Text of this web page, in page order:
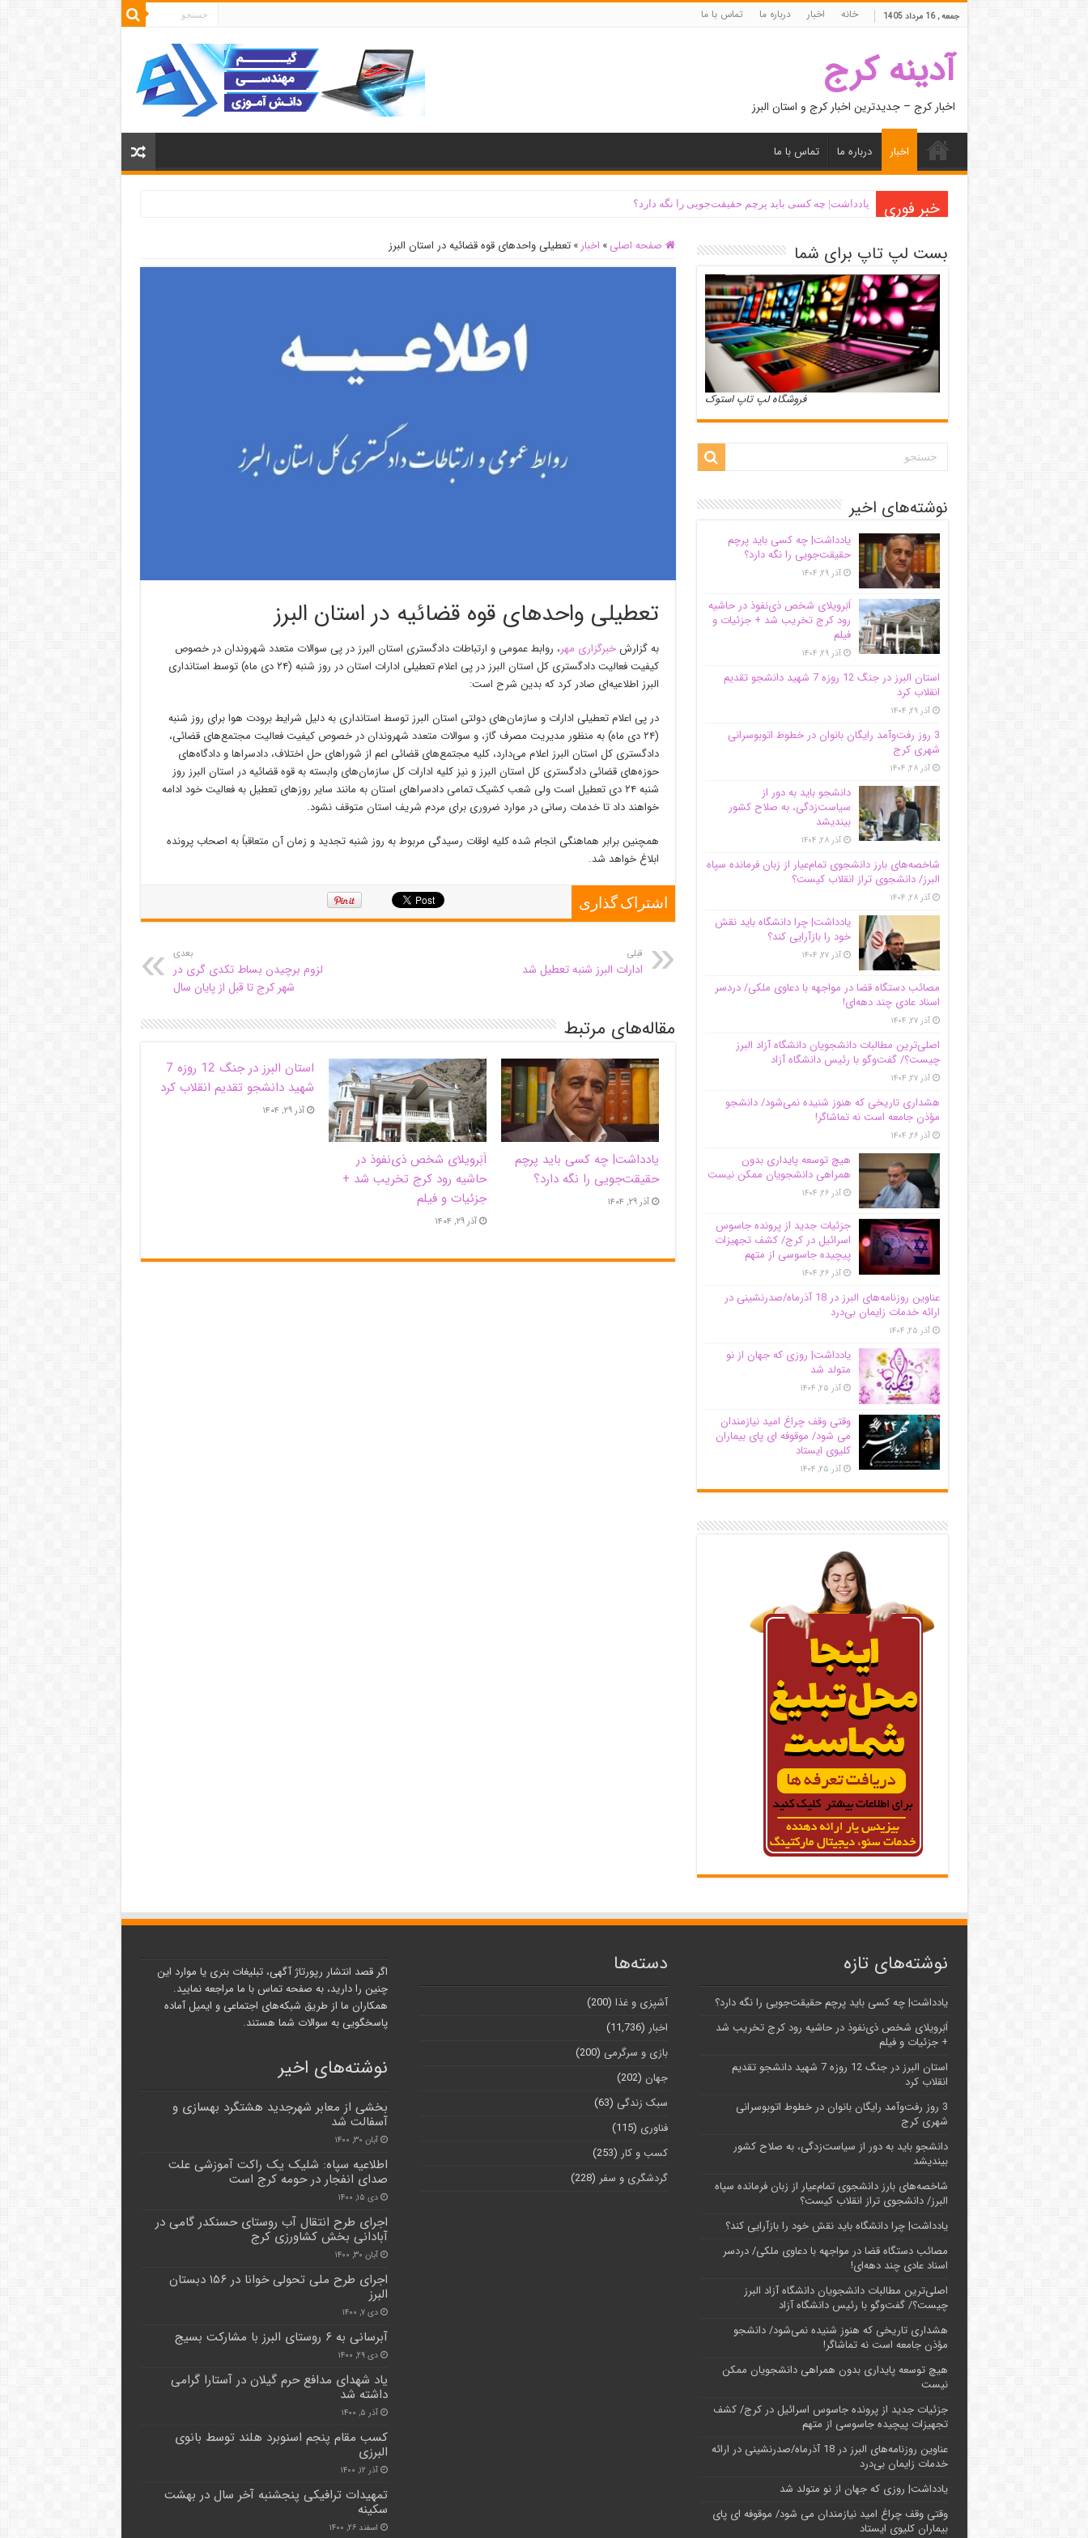
جمعه , 16 مرداد 1405 خانه اخبار درباره ما تماس با ما
آدینه کرج
اخبار کرج – جدیدترین اخبار کرج و استان البرز
اخبار درباره ما تماس با ما
خبر فوری یادداشت| ‌چه کسی باید پرچم حقیقت‌جویی را نگه دارد؟
صفحه اصلی » اخبار » تعطیلی واحدهای قوه قضائیه در استان البرز
تعطیلی واحدهای قوه قضائیه در استان البرز
به گزارشخبرگزاری مهر، روابط عمومی و ارتباطات دادگستری استان البرز در پی سوالات متعدد شهروندان در خصوص
کیفیت فعالیت دادگستری کل استان البرز در پی اعلام تعطیلی ادارات استان در روز شنبه (۲۴ دی ماه) توسط استانداری
البرز اطلاعیه‌ای صادر کرد که بدین شرح است:
در پی اعلام تعطیلی ادارات و سازمان‌های دولتی استان البرز توسط استانداری به دلیل شرایط برودت هوا برای روز شنبه
(۲۴ دی ماه) به منظور مدیریت مصرف گاز، و سوالات متعدد شهروندان در خصوص کیفیت فعالیت مجتمع‌های قضائی،
دادگستری کل استان البرز اعلام می‌دارد، کلیه مجتمع‌های قضائی اعم از شوراهای حل اختلاف، دادسراها و دادگاه‌های
حوزه‌های قضائی دادگستری کل استان البرز و نیز کلیه ادارات کل سازمان‌های وابسته به قوه قضائیه در استان البرز روز
شنبه ۲۴ دی تعطیل است ولی شعب کشیک تمامی دادسراهای استان به مانند سایر روزهای تعطیل به فعالیت خود ادامه
خواهند داد تا خدمات رسانی در موارد ضروری برای مردم شریف استان متوقف نشود.
همچنین برابر هماهنگی انجام شده کلیه اوقات رسیدگی مربوط به روز شنبه تجدید و زمان آن متعاقباً به اصحاب پرونده
ابلاغ خواهد شد.
اشتراک گذاری
قبلی
ادارات البرز شنبه تعطیل شد
بعدی
لزوم برچیدن بساط تکدی گری در
شهر کرج تا قبل از پایان سال
مقاله‌های مرتبط
یادداشت| ‌چه کسی باید پرچم
حقیقت‌جویی را نگه دارد؟
آذر ۲۹, ۱۴۰۴
اَبَر‌ویلای شخص ذی‌نفوذ در
حاشیه‌ رود کرج تخریب شد +
جزئیات و فیلم
آذر ۲۹, ۱۴۰۴
استان البرز در جنگ 12 روزه 7
شهید دانشجو تقدیم انقلاب کرد
آذر ۲۹, ۱۴۰۴
بست لپ تاپ برای شما
فروشگاه لپ تاپ استوک
نوشته‌های اخیر
یادداشت| ‌چه کسی باید پرچم
حقیقت‌جویی را نگه دارد؟
آذر ۲۹, ۱۴۰۴
اَبَر‌ویلای شخص ذی‌نفوذ در حاشیه‌
رود کرج تخریب شد + جزئیات و
فیلم
آذر ۲۹, ۱۴۰۴
استان البرز در جنگ 12 روزه 7 شهید دانشجو تقدیم
انقلاب کرد
آذر ۲۹, ۱۴۰۴
3 روز رفت‌وآمد رایگان بانوان در خطوط اتوبوسرانی
شهری کرج
آذر ۲۸, ۱۴۰۴
دانشجو باید به دور از
سیاست‌زدگی، به صلاح کشور
بیندیشد
آذر ۲۸, ۱۴۰۴
شاخصه‌های بارز دانشجوی تمام‌عیار از زبان فرمانده سپاه
البرز/ دانشجوی تراز انقلاب کیست؟
آذر ۲۸, ۱۴۰۴
یادداشت| چرا دانشگاه باید نقش
خود را بازآرایی کند؟
آذر ۲۷, ۱۴۰۴
مصائب دستگاه قضا در مواجهه با دعاوی ملکی/ دردسر
اسناد عادی چند‌ دهه‌ای!
آذر ۲۷, ۱۴۰۴
اصلی‌ترین مطالبات دانشجویان دانشگاه آزاد البرز
چیست؟/ گفت‌وگو با رئیس دانشگاه آز‌اد
آذر ۲۷, ۱۴۰۴
هشداری تاریخی که هنوز شنیده نمی‌شود/ دانشجو
مؤذن جامعه است نه تماشاگر!
آذر ۲۶, ۱۴۰۴
هیچ توسعه پایداری بدون
همراهی دانشجویان ممکن نیست
آذر ۲۶, ۱۴۰۴
جزئیات جدید از پرونده جاسوس
اسرائیل در کرج/‌ کشف تجهیزات
پیچیده جاسوسی از متهم
آذر ۲۶, ۱۴۰۴
عناوین روزنامه‌های البرز در ‌18 آذرماه/صدرنشینی در
ارائه خدمات زایمان بی‌درد
آذر ۲۵, ۱۴۰۴
یادداشت| روزی که جهان از نو
متولد شد
آذر ۲۵, ۱۴۰۴
وقتی وقف چراغ امید نیازمندان
می شود/ موقوفه ای پای بیماران
کلیوی ایستاد
آذر ۲۵, ۱۴۰۴
نوشته‌های تازه
یادداشت| ‌چه کسی باید پرچم حقیقت‌جویی را نگه دارد؟
اَبَر‌ویلای شخص ذی‌نفوذ در حاشیه‌ رود کرج تخریب شد
+ جزئیات و فیلم
استان البرز در جنگ 12 روزه 7 شهید دانشجو تقدیم
انقلاب کرد
3 روز رفت‌وآمد رایگان بانوان در خطوط اتوبوسرانی
شهری کرج
دانشجو باید به دور از سیاست‌زدگی، به صلاح کشور
بیندیشد
شاخصه‌های بارز دانشجوی تمام‌عیار از زبان فرمانده سپاه
البرز/ دانشجوی تراز انقلاب کیست؟
یادداشت| چرا دانشگاه باید نقش خود را بازآرایی کند؟
مصائب دستگاه قضا در مواجهه با دعاوی ملکی/ دردسر
اسناد عادی چند‌ دهه‌ای!
اصلی‌ترین مطالبات دانشجویان دانشگاه آزاد البرز
چیست؟/ گفت‌وگو با رئیس دانشگاه آز‌اد
هشداری تاریخی که هنوز شنیده نمی‌شود/ دانشجو
مؤذن جامعه است نه تماشاگر!
هیچ توسعه پایداری بدون همراهی دانشجویان ممکن
نیست
جزئیات جدید از پرونده جاسوس اسرائیل در کرج/‌ کشف
تجهیزات پیچیده جاسوسی از متهم
عناوین روزنامه‌های البرز در ‌18 آذرماه/صدرنشینی در ارائه
خدمات زایمان بی‌درد
یادداشت| روزی که جهان از نو متولد شد
وقتی وقف چراغ امید نیازمندان می شود/ موقوفه ای پای
بیماران کلیوی ایستاد
دسته‌ها
آشپزی و غذا (200)
اخبار (11,736)
بازی و سرگرمی (200)
جهان (202)
سبک زندگی (63)
فناوری (115)
کسب و کار (253)
گردشگری و سفر (228)
اگر قصد انتشار رپورتاژ آگهی، تبلیغات بنری یا موارد این
چنین را دارید، به صفحه تماس با ما مراجعه نمایید.
همکاران ما از طریق شبکه‌های اجتماعی و ایمیل آماده
پاسخگویی به سوالات شما هستند.
نوشته‌های اخیر
بخشی از معابر شهرجدید هشتگرد بهسازی و
آسفالت شد
آبان ۳۰, ۱۴۰۰
اطلاعیه سپاه: شلیک یک راکت آموزشی علت
صدای انفجار در حومه کرج است
دی ۱۵, ۱۴۰۰
اجرای طرح انتقال آب روستای حسنکدر گامی در
آبادانی بخش کشاورزی کرج
آبان ۳۰, ۱۴۰۰
اجرای طرح ملی تحولی خوانا در ۱۵۶ دبستان
البرز
دی ۷, ۱۴۰۰
آبرسانی به ۶ روستای البرز با مشارکت بسیج
دی ۲۹, ۱۴۰۰
یاد شهدای مدافع حرم گیلان در آستارا گرامی
داشته‌ شد
آذر ۵, ۱۴۰۰
کسب مقام پنجم اسنوبرد هلند توسط بانوی
البرزی
آذر ۱۲, ۱۴۰۰
تمهیدات ترافیکی پنجشنبه آخر سال در بهشت
سکینه
اسفند ۲۶, ۱۴۰۰